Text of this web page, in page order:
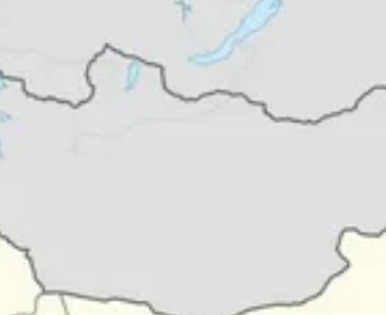
como protagonista na inovação e
colaboração farmacêutica, impulsionada
oportunidades de...